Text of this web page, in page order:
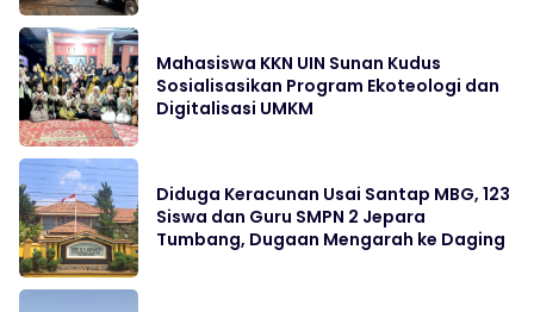
Mahasiswa KKN UIN Sunan Kudus
Sosialisasikan Program Ekoteologi dan
Digitalisasi UMKM
Diduga Keracunan Usai Santap MBG, 123
Siswa dan Guru SMPN 2 Jepara
Tumbang, Dugaan Mengarah ke Daging